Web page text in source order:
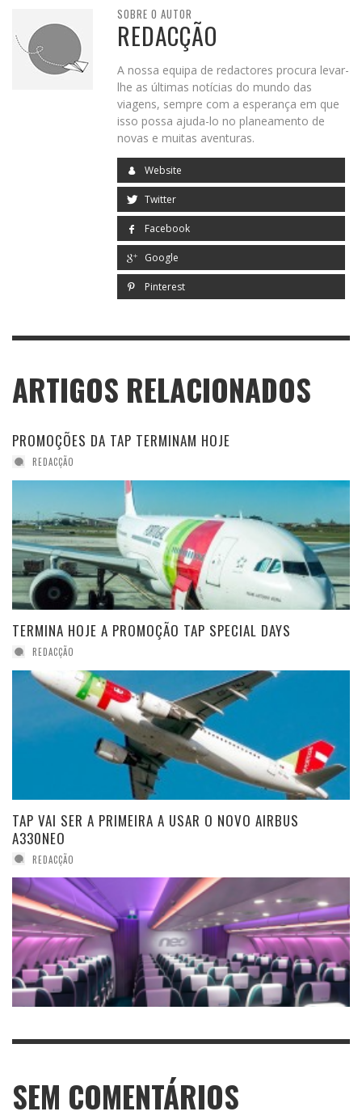
SOBRE O AUTOR
REDACÇÃO
A nossa equipa de redactores procura levar-
lhe as últimas notícias do mundo das
viagens, sempre com a esperança em que
isso possa ajuda-lo no planeamento de
novas e muitas aventuras.
Website
Twitter
Facebook
Google
Pinterest
ARTIGOS RELACIONADOS
PROMOÇÕES DA TAP TERMINAM HOJE
REDACÇÃO
TERMINA HOJE A PROMOÇÃO TAP SPECIAL DAYS
REDACÇÃO
TAP VAI SER A PRIMEIRA A USAR O NOVO AIRBUS
A330NEO
REDACÇÃO
SEM COMENTÁRIOS